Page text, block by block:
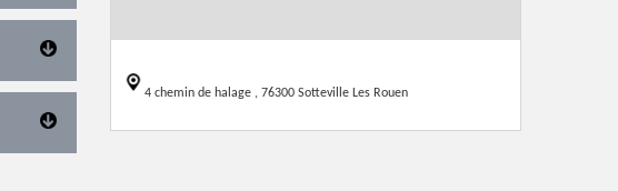
4 chemin de halage , 76300 Sotteville Les Rouen